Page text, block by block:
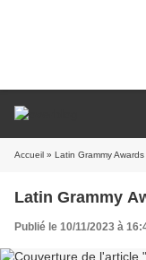
Accueil » Latin Grammy
Latin Grammy
Publié le 10/11/2023 à